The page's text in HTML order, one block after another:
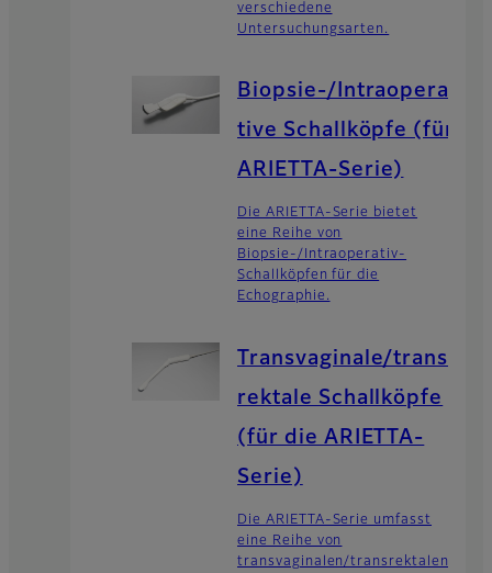
verschiedene
Untersuchungsarten.
Biopsie-/Intraopera
tive Schallköpfe (für
ARIETTA-Serie)
Die ARIETTA-Serie bietet
eine Reihe von
Biopsie-/Intraoperativ-
Schallköpfen für die
Echographie.
Transvaginale/trans
rektale Schallköpfe
(für die ARIETTA-
Serie)
Die ARIETTA-Serie umfasst
eine Reihe von
transvaginalen/transrektalen